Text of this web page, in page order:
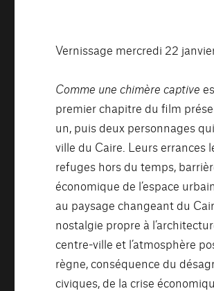
Vernissage mercredi 22
Comme une chimère captive
premier chapitre du film
un, puis deux personnages
ville du Caire. Leurs errances
refuges hors du temps,
économique de l’espace
au paysage changeant du
nostalgie propre à
centre-ville et l’atmosphère
règne, conséquence du
civiques, de la crise